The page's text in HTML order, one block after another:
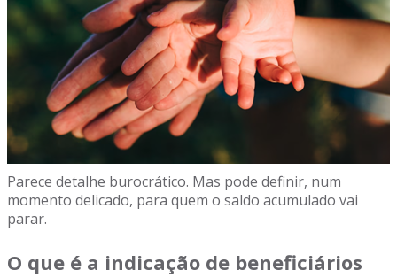
Parece detalhe burocrático. Mas pode definir, num
momento delicado, para quem o saldo acumulado vai
parar.
O que é a indicação de beneficiários